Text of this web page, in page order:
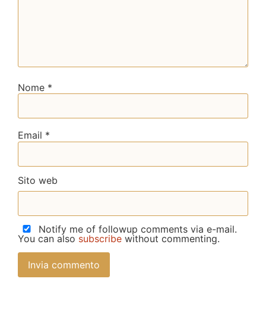
Nome *
Email *
Sito web
Notify me of followup comments via e-mail.
You can also subscribe without commenting.